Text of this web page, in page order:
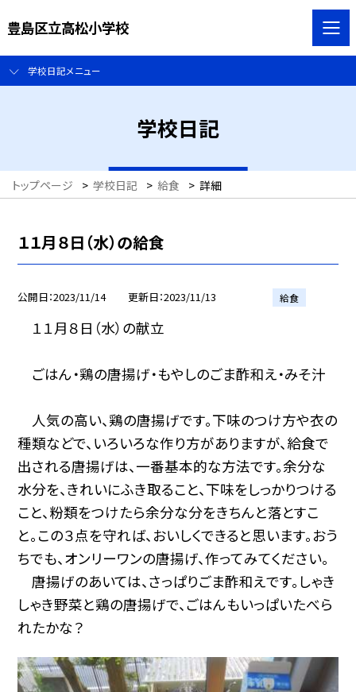
豊島区立高松小学校
学校日記メニュー
学校日記
トップページ > 学校日記 > 給食 > 詳細
１１月８日（水）の給食
公開日 2023/11/14 更新日 2023/11/13 給食
１１月８日（水）の献立
ごはん・鶏の唐揚げ・もやしのごま酢和え・みそ汁
人気の高い、鶏の唐揚げです。下味のつけ方や衣の
種類などで、いろいろな作り方がありますが、給食で
出される唐揚げは、一番基本的な方法です。余分な
水分を、きれいにふき取ること、下味をしっかりつける
こと、粉類をつけたら余分な分をきちんと落とすこ
と。この３点を守れば、おいしくできると思います。おう
ちでも、オンリーワンの唐揚げ、作ってみてください。
唐揚げのあいては、さっぱりごま酢和えです。しゃき
しゃき野菜と鶏の唐揚げで、ごはんもいっぱいたべら
れたかな？